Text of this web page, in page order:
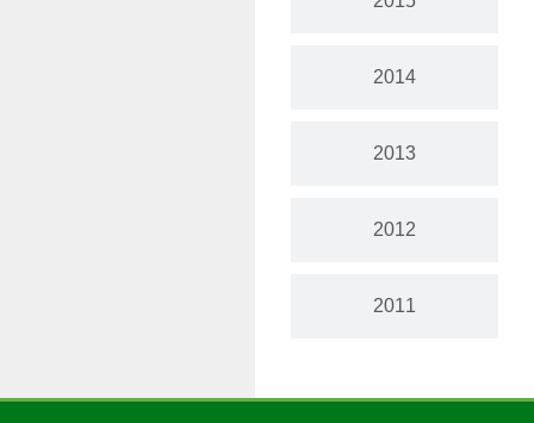
2014
2013
2012
2011